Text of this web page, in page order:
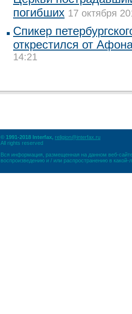
погибших 17 октября
Спикер
открестился от
14:21
© 1991-2018 Interfax, religion@interfax.ru
All rights reserved
Вся информация, размещенная на данном веб-
воспроизведению и / или распространению в